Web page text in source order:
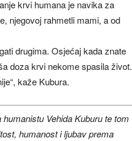
krvi humana je navika za
njegovoj rahmetli mami, a od
drugima. Osjećaj kada znate
doza krvi nekome spasila život.
kaže Kubura.
Vehida Kuburu te tom
humanost i ljubav prema